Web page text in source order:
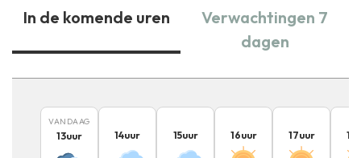
In de komende uren
Verwachtingen 7
dagen
VANDAAG
13uur 14uur 15uur 16uur 17uur 18